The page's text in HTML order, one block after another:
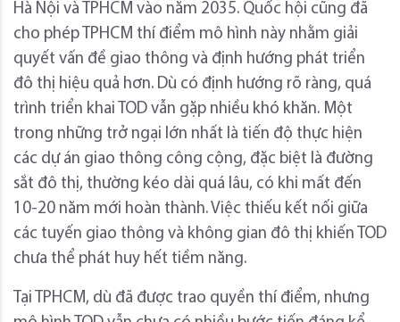
Hà Nội và TPHCM vào năm 2035. Quốc hội cũng đã
cho phép TPHCM thí điểm mô hình này nhằm giải
quyết vấn đề giao thông và định hướng phát triển
đô thị hiệu quả hơn. Dù có định hướng rõ ràng, quá
trình triển khai TOD vẫn gặp nhiều khó khăn. Một
trong những trở ngại lớn nhất là tiến độ thực hiện
các dự án giao thông công cộng, đặc biệt là đường
sắt đô thị, thường kéo dài quá lâu, có khi mất đến
10-20 năm mới hoàn thành. Việc thiếu kết nối giữa
các tuyến giao thông và không gian đô thị khiến TOD
chưa thể phát huy hết tiềm năng.
Tại TPHCM, dù đã được trao quyền thí điểm, nhưng